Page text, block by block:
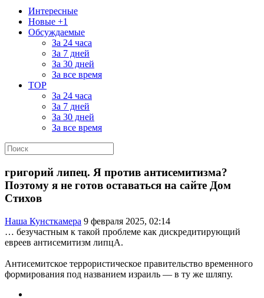
Интересные
Новые +1
Обсуждаемые
За 24 часа
За 7 дней
За 30 дней
За все время
TOP
За 24 часа
За 7 дней
За 30 дней
За все время
григорий липец. Я против антисемитизма?
Поэтому я не готов оставаться на сайте Дом
Стихов
Наша Кунсткамера 9 февраля 2025, 02:14
… безучастным к такой проблеме как дискредитирующий
евреев антисемитизм липцА.
Антисемитское террористическое правительство временного
формирования под названием израиль — в ту же шляпу.